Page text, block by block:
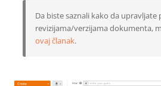
Da biste saznali kako da
revizijama/verzijama dokumenta,
ovaj članak.